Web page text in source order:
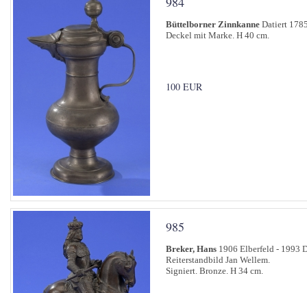
Büttelborner Zinnkanne Datiert
Deckel mit Marke. H 40 cm.
100 EUR
985
Breker, Hans 1906 Elberfeld - 1993
Reiterstandbild Jan Wellem.
Signiert. Bronze. H 34 cm.